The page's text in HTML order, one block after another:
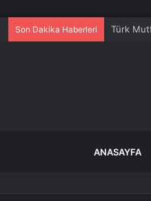
Son Dakika Haberleri Türk
ANASAYFA